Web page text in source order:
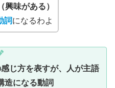
興味がある）
詞になるわよ
じ方を表すが、人が主語
造になる動詞